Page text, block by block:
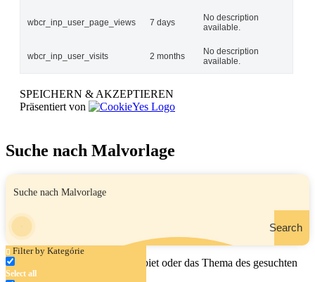
wbcr_inp_user_page_views 7 days
No description
available.
wbcr_inp_user_visits 2 months
No description
available.
SPEICHERN & AKZEPTIEREN
Präsentiert von
Suche nach Malvorlage
Search
Filter by Kategórie
Select all
Geben Sie den Namen, das Gebiet oder das Thema des gesuchten
Malbuchs ein.